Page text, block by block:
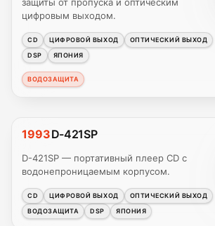
цифровым выходом.
CD ЦИФРОВОЙ ВЫХОД
ОПТИЧЕСКИЙ ВЫХОД
DSP
ЯПОНИЯ
ВОДОЗАЩИТА
1993D-421SP
D-421SP — портативный плеер CD с
водонепроницаемым корпусом.
CD ЦИФРОВОЙ ВЫХОД
ОПТИЧЕСКИЙ ВЫХОД
ВОДОЗАЩИТА
DSP ЯПОНИЯ